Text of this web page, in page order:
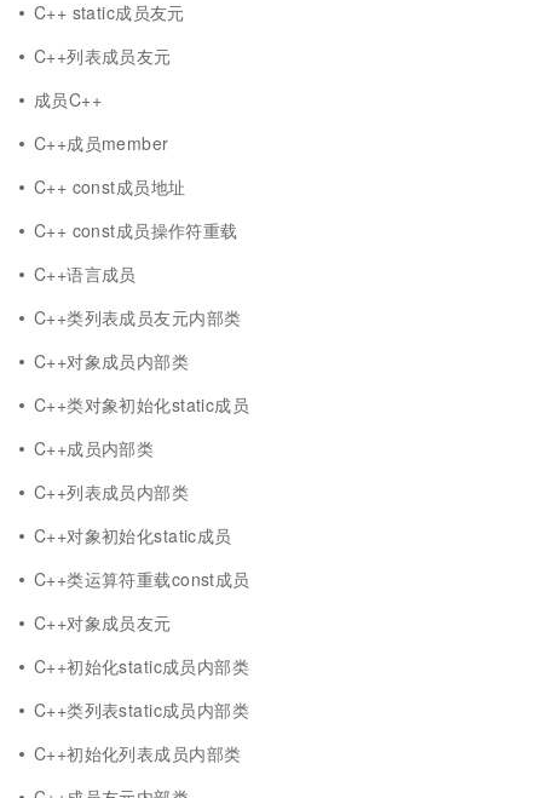
C++ static成员友元
C++列表成员友元
成员C++
C++成员member
C++ const成员地址
C++ const成员操作符重载
C++语言成员
C++类列表成员友元内部类
C++对象成员内部类
C++类对象初始化static成员
C++成员内部类
C++列表成员内部类
C++对象初始化static成员
C++类运算符重载const成员
C++对象成员友元
C++初始化static成员内部类
C++类列表static成员内部类
C++初始化列表成员内部类